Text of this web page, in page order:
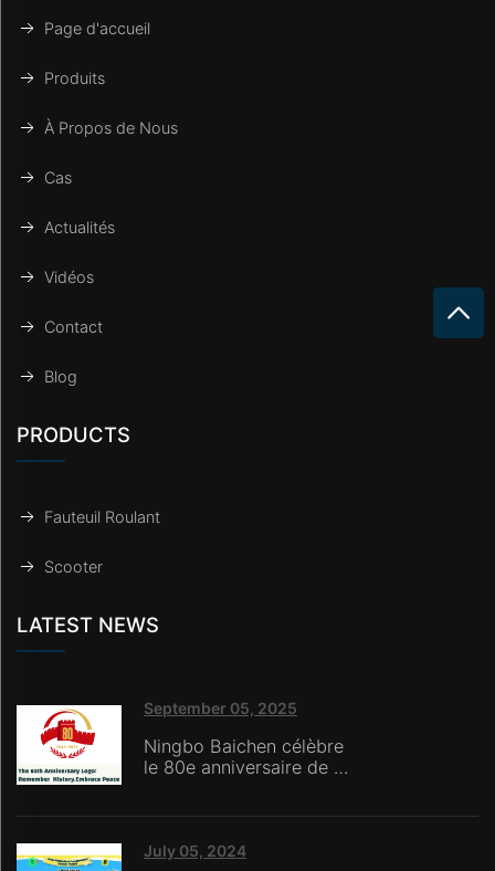
Page d'accueil
Produits
À Propos de Nous
Cas
Actualités
Vidéos
Contact
Blog
PRODUCTS
Fauteuil Roulant
Scooter
LATEST NEWS
September 05, 2025
Ningbo Baichen célèbre
le 80e anniversaire de la
Honorer l'histoire avec
July 05, 2024